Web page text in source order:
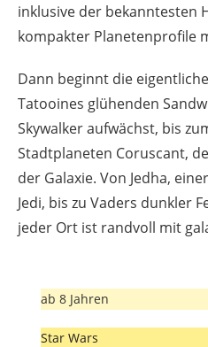
inklusive der bekanntesten
kompakter Planetenprofile
Dann beginnt die
Tatooines glühenden
Skywalker aufwächst, bis
Stadtplaneten Coruscant,
der Galaxie. Von Jedha,
Jedi, bis zu Vaders dunkler
jeder Ort ist randvoll mit
ab 8 Jahren
Star Wars